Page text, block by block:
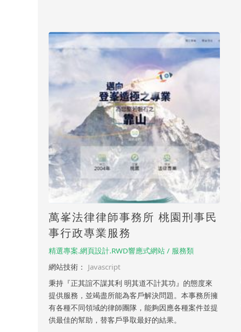
萬峯法律律師事務所 桃園刑事民
事行政專業服務
精選專案.網頁設計.RWD響應式網站 / 服務類
網站技術： Javascript
秉持『正其誼不謀其利 明其道不計其功』的態度來
提供服務，並竭盡所能為客戶解決問題。本事務所擁
有各種不同領域的律師團隊，能夠因應各種案件並提
供最佳的幫助，替客戶爭取最好的結果。